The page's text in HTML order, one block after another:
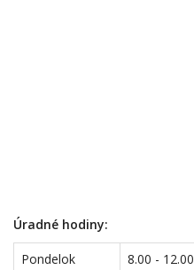
Úradné hodiny:
Pondelok 8.00 - 12.00